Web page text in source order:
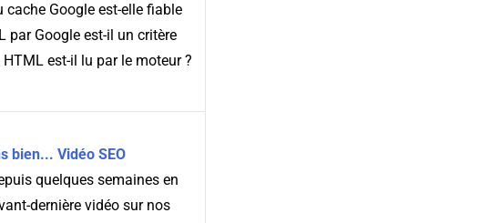
Google est-elle fiable
par Google est-il un critère
est-il lu par le moteur ?
bien... Vidéo SEO
quelques semaines en
dernière vidéo sur nos